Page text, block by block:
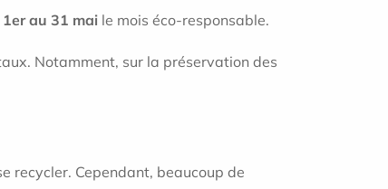
1erau 31 mai le mois éco-responsable.
Notamment, sur la préservation des
recycler. Cependant, beaucoup de